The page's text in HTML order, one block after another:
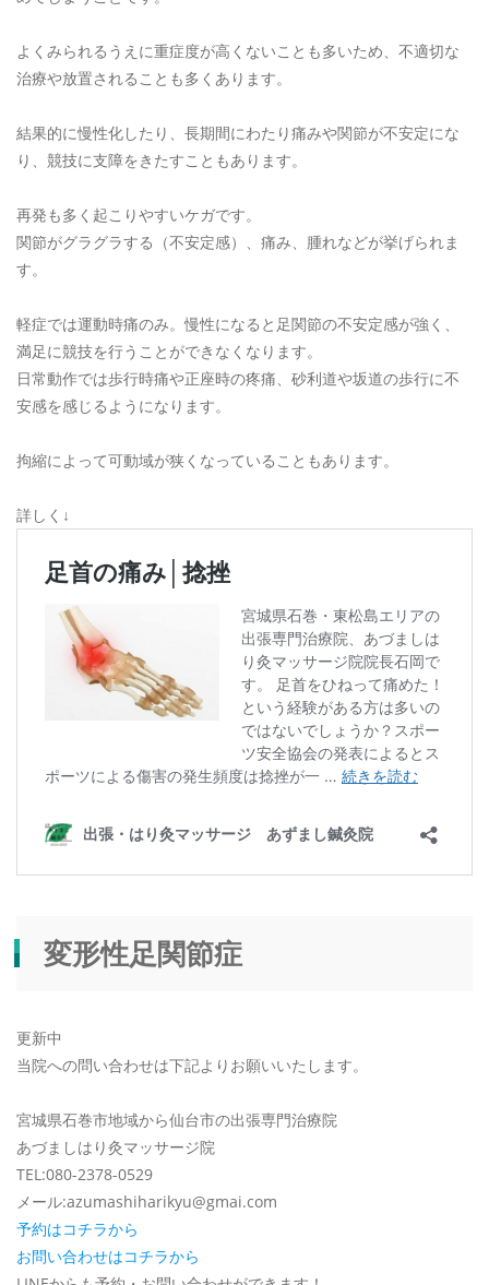
よくみられるうえに重症度が高くないことも多いため、不適切な
治療や放置されることも多くあります。
結果的に慢性化したり、長期間にわたり痛みや関節が不安定にな
り、競技に支障をきたすこともあります。
再発も多く起こりやすいケガです。
関節がグラグラする（不安定感）、痛み、腫れなどが挙げられま
す。
軽症では運動時痛のみ。慢性になると足関節の不安定感が強く、
満足に競技を行うことができなくなります。
日常動作では歩行時痛や正座時の疼痛、砂利道や坂道の歩行に不
安感を感じるようになります。
拘縮によって可動域が狭くなっていることもあります。
詳しく↓
変形性足関節症
更新中
当院への問い合わせは下記よりお願いいたします。
宮城県石巻市地域から仙台市の出張専門治療院
あづましはり灸マッサージ院
TEL:080-2378-0529
メール:azumashiharikyu@gmai.com
予約はコチラから
お問い合わせはコチラから